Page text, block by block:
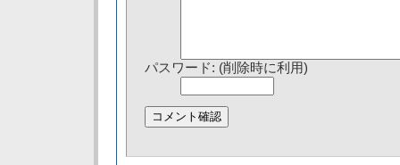
パスワード: (削除時に利用)